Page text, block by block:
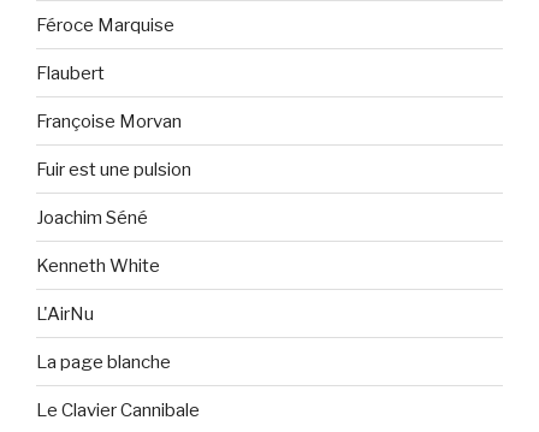
Féroce Marquise
Flaubert
Françoise Morvan
Fuir est une pulsion
Joachim Séné
Kenneth White
L'AirNu
La page blanche
Le Clavier Cannibale